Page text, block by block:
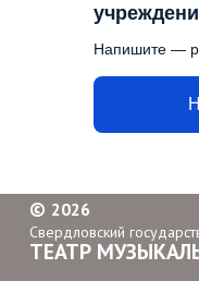
Напишите —
© 2026
Свердловский
ТЕАТР